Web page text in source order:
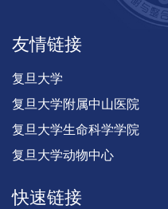
友情链接
复旦大学
复旦大学附属中山医院
复旦大学生命科学学院
复旦大学动物中心
快速链接